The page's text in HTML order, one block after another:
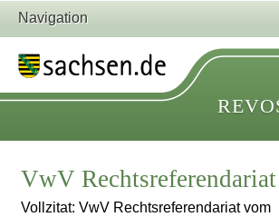
Navigation
VwV Rechtsreferendariat
Vollzitat: VwV Rechtsreferendariat vom